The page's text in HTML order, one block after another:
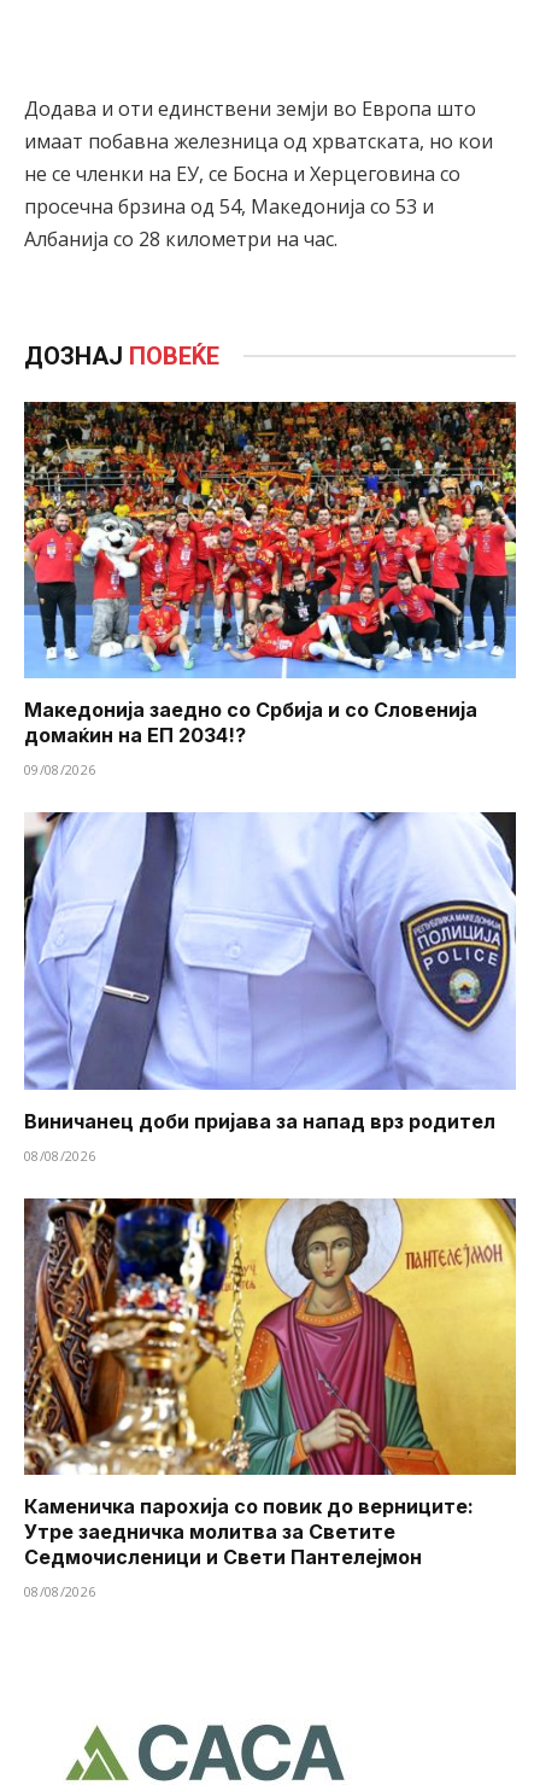
Додава и оти единствени земји во Европа што
имаат побавна железница од хрватската, но кои
не се членки на ЕУ, се Босна и Херцеговина со
просечна брзина од 54, Македонија со 53 и
Албанија со 28 километри на час.
ДОЗНАЈ ПОВЕЌЕ
Македонија заедно со Србија и со Словенија
домаќин на ЕП 2034!?
09/08/2026
Виничанец доби пријава за напад врз родител
08/08/2026
Каменичка парохија со повик до верниците:
Утре заедничка молитва за Светите
Седмочисленици и Свети Пантелејмон
08/08/2026